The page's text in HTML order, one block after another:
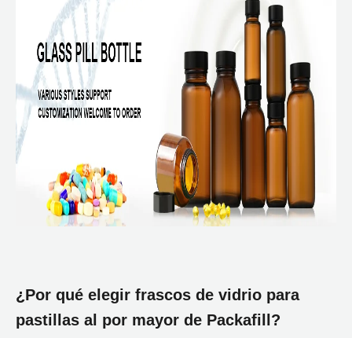
¿Por qué elegir frascos de vidrio para
pastillas al por mayor de Packafill?